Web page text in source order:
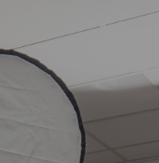
Pranešėjų